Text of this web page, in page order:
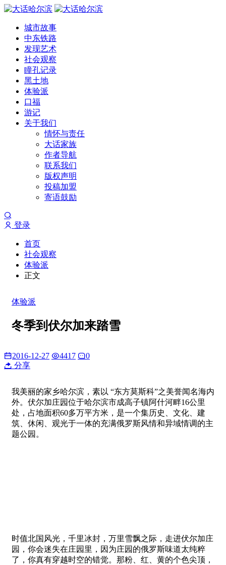
城市故事
中东铁路
发现艺术
社会观察
瞳孔记录
黑土地
体验派
口福
游记
关于我们
情怀与责任
大话家族
作者导航
联系我们
版权声明
投稿加盟
寄语鼓励
登录
首页
社会观察
体验派
正文
体验派
冬季到伏尔加来踏雪
2016-12-27 4417
0
分享
我美丽的家乡哈尔滨，素以 “东方莫斯科”之美誉闻名海内
外。伏尔加庄园位于哈尔滨市成高子镇阿什河畔16公里
处，占地面积60多万平方米，是一个集历史、文化、建
筑、休闲、观光于一体的充满俄罗斯风情和异域情调的主
题公园。
时值北国风光，千里冰封，万里雪飘之际，走进伏尔加庄
园，你会迷失在庄园里，因为庄园的俄罗斯味道太纯粹
了，你真有穿越时空的错觉。那粉、红、黄的个色尖顶，